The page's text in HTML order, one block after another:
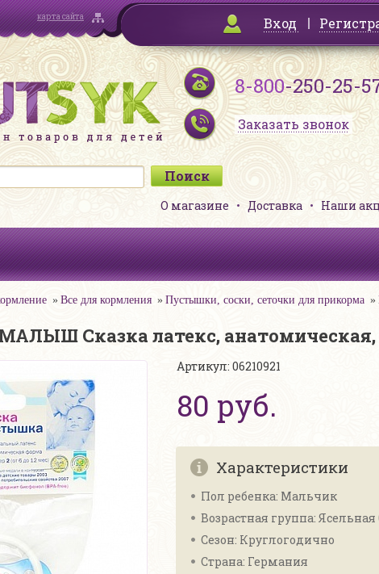
карта сайта Вход
8-800-250-25-
Заказать звонок
О магазине Доставка Наши
Все для кормления Пустышки, соски, сеточки для прикорма
Сказка латекс, анатомическая,
Артикул: 06210921
80 руб.
Характеристики
Пол ребенка: Мальчик
Возрастная группа: Ясельная
Сезон: Круглогодично
Страна: Германия